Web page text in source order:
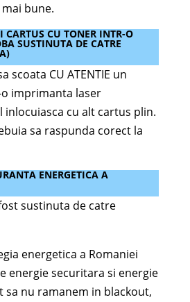
bune.
CU TONER INTR-O
SUSTINUTA DE CATRE
)
scoata CU ATENTIE un
imprimanta laser
inlocuiasca cu alt cartus plin.
sa raspunda corect la
ENERGETICA A
sustinuta de catre
energetica a Romaniei
energie securitara si energie
sa nu ramanem in blackout,